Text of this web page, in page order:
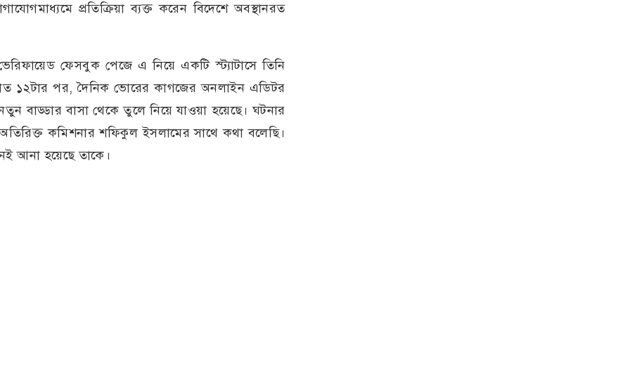
প্রতিক্রিয়া ব্যক্ত করেন বিদেশে অবস্থানরত
ফেসবুক পেজে এ নিয়ে একটি স্ট্যাটাসে তিনি
১২টার পর, দৈনিক ভোরের কাগজের অনলাইন এডিটর
বাড্ডার বাসা থেকে তুলে নিয়ে যাওয়া হয়েছে। ঘটনার
কমিশনার শফিকুল ইসলামের সাথে কথা বলেছি।
আনা হয়েছে তাকে।